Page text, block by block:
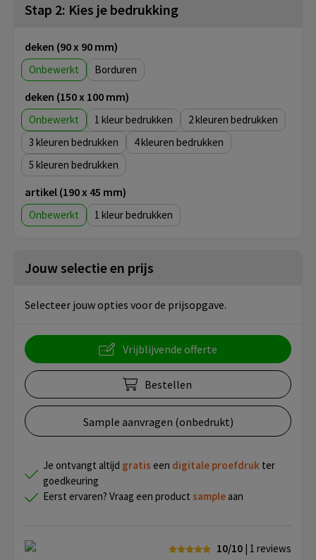
Stap 2: Kies je bedrukking
deken (90 x 90 mm)
Onbewerkt Borduren
deken (150 x 100 mm)
Onbewerkt 1
2
3
4
5
artikel (190 x 45 mm)
Onbewerkt 1
Jouw selectie en prijs
Selecteer jouw opties voor de prijsopgave.
Vrijblijvende offerte
Bestellen
Sample aanvragen (onbedrukt)
Je ontvangt altijd gratis een digitale proefdruk ter
goedkeuring
Eerst ervaren? Vraag een product sample aan
10/10 | 1 reviews